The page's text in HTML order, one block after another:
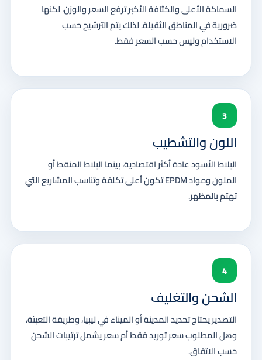
السماكة الأعلى والكثافة الأكبر ترفع السعر والوزن، لكنها
ضرورية في المناطق الثقيلة. لذلك يتم الترشيح حسب
الاستخدام وليس حسب السعر فقط.
3
اللون والتشطيب
البلاط الأسود عادة أكثر اقتصادية، بينما البلاط المنقط أو
الملون ومواد EPDM تكون أعلى تكلفة وتناسب المشاريع التي
تهتم بالمظهر.
4
الشحن والتغليف
التصدير يحتاج تحديد المدينة أو الميناء في ليبيا، وطريقة التعبئة،
وهل المطلوب سعر توريد فقط أم سعر يشمل ترتيبات الشحن
حسب الاتفاق.